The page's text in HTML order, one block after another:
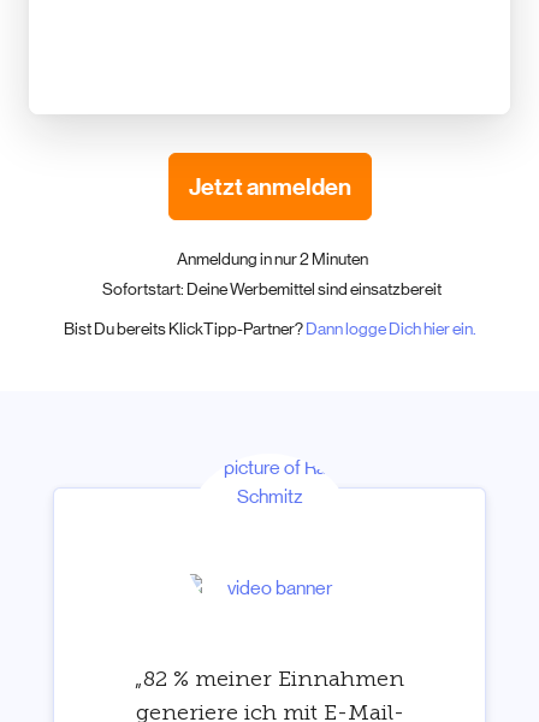
Jetzt anmelden
Anmeldung in nur 2 Minuten
Sofortstart: Deine Werbemittel sind einsatzbereit
Bist Du bereits KlickTipp-Partner?Dann logge Dich hier ein.
„82 % meiner Einnahmen
generiere ich mit E-Mail-